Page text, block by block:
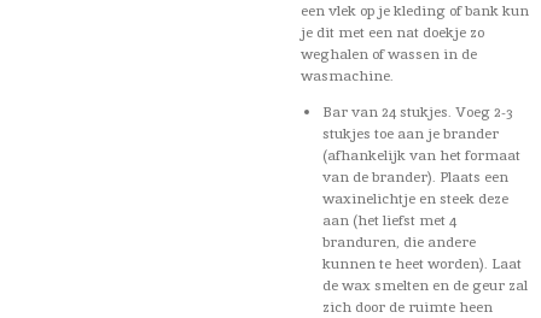
een vlek op je kleding of bank kun
je dit met een nat doekje zo
weghalen of wassen in de
wasmachine.
Bar van 24 stukjes. Voeg 2-3
stukjes toe aan je brander
(afhankelijk van het formaat
van de brander). Plaats een
waxinelichtje en steek deze
aan (het liefst met 4
branduren, die andere
kunnen te heet worden). Laat
de wax smelten en de geur zal
zich door de ruimte heen